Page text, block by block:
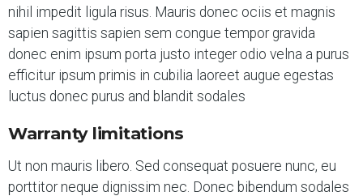
nihil impedit ligula risus. Mauris donec ociis et magnis
sapien sagittis sapien sem congue tempor gravida
donec enim ipsum porta justo integer odio velna a purus
efficitur ipsum primis in cubilia laoreet augue egestas
luctus donec purus and blandit sodales
Warranty limitations
Ut non mauris libero. Sed consequat posuere nunc, eu
porttitor neque dignissim nec. Donec bibendum sodales